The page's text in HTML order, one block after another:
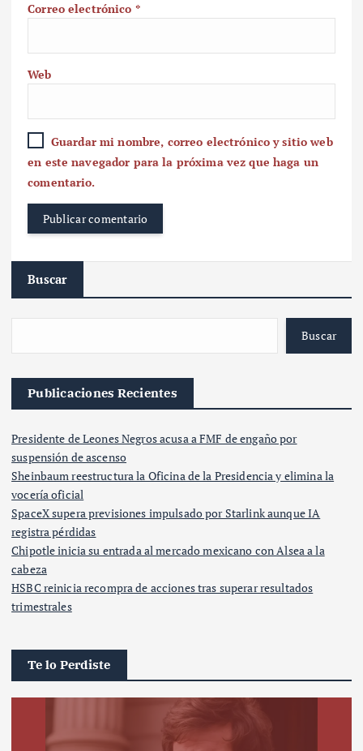
Correo electrónico *
Web
Guardar mi nombre, correo electrónico y sitio web
en este navegador para la próxima vez que haga un
comentario.
Buscar
Buscar
Publicaciones Recientes
Presidente de Leones Negros acusa a FMF de engaño por
suspensión de ascenso
Sheinbaum reestructura la Oficina de la Presidencia y elimina la
vocería oficial
SpaceX supera previsiones impulsado por Starlink aunque IA
registra pérdidas
Chipotle inicia su entrada al mercado mexicano con Alsea a la
cabeza
HSBC reinicia recompra de acciones tras superar resultados
trimestrales
Te lo Perdiste